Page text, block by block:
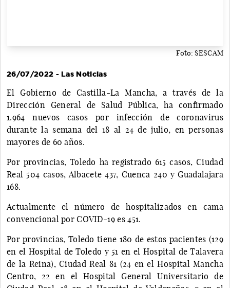
Foto: SESCAM
26/07/2022 - Las Noticias
El Gobierno de Castilla-La Mancha, a través de la
Dirección General de Salud Pública, ha confirmado
1.964 nuevos casos por infección de coronavirus
durante la semana del 18 al 24 de julio, en personas
mayores de 60 años.
Por provincias, Toledo ha registrado 615 casos, Ciudad
Real 504 casos, Albacete 437, Cuenca 240 y Guadalajara
168.
Actualmente el número de hospitalizados en cama
convencional por COVID-19 es 451.
Por provincias, Toledo tiene 180 de estos pacientes (129
en el Hospital de Toledo y 51 en el Hospital de Talavera
de la Reina), Ciudad Real 81 (24 en el Hospital Mancha
Centro, 22 en el Hospital General Universitario de